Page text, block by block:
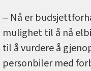
‒ Nå er
mulighet til å nå
til å vurdere å
personbiler med